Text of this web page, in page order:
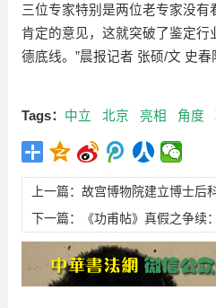
三位专家特别是两位老专家没有
肯定的意见，这就突破了鉴定行
德底线。”晨报记者 张硕/文 史春
Tags： 中立 北京 亮相 角度
上一篇： 故宫博物院建立博士后
下一篇：
《功甫帖》真假之争续
否定上博“双钩廓填说”